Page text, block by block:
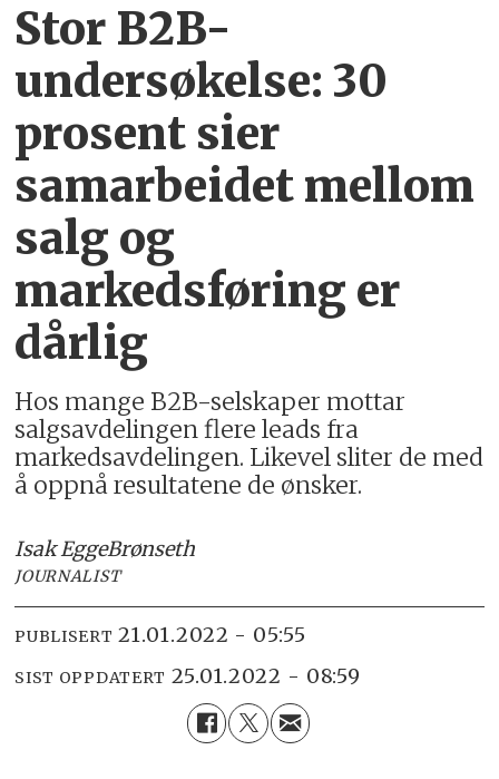
Stor B2B-
undersøkelse: 30
prosent sier
samarbeidet mellom
salg og
markedsføring er
dårlig
Hos mange B2B-selskaper mottar
salgsavdelingen flere leads fra
markedsavdelingen. Likevel sliter de med
å oppnå resultatene de ønsker.
Isak EggeBrønseth
JOURNALIST
PUBLISERT 21.01.2022 - 05:55
SIST OPPDATERT 25.01.2022 - 08:59